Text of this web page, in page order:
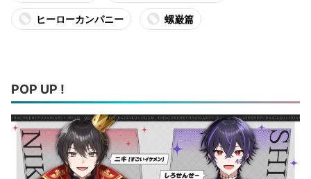
ヒーローカンパニー 螺巌篇
POP UP !